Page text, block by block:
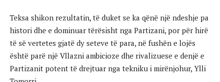
Teksa shikon rezultatin, të duket se ka qënë një ndeshje pa
histori dhe e dominuar tërësisht nga Partizani, por për hirë
të së vertetes gjatë dy seteve të para, në fushën e lojës
është parë një Vllazni ambicioze dhe rivalizuese e denjë e
Partizanit potent të drejtuar nga tekniku i mirënjohur, Ylli